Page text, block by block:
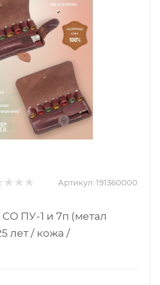
Артикул: 191360000
ПУ-1 и 7п (метал
лет / кожа /